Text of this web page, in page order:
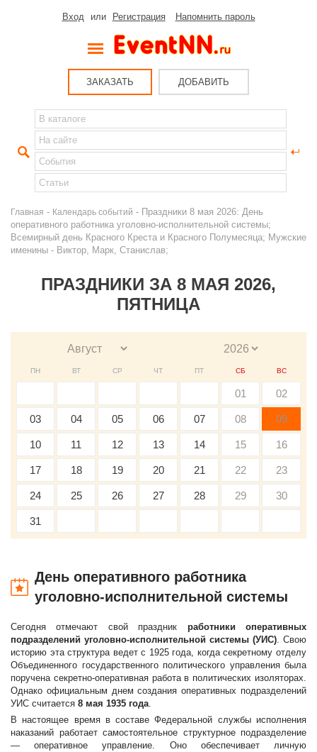
Вход или Регистрация Напомнить пароль
ЗАКАЗАТЬ ДОБАВИТЬ
Главная - Календарь событий - Праздники 8 мая 2026: День
оперативного работника уголовно-исполнительной системы;
Всемирный день Красного Креста и Красного Полумесяца; Мужские
именины - Виктор, Марк, Станислав;
ПРАЗДНИКИ ЗА 8 МАЯ 2026,
ПЯТНИЦА
ПН ВТ СР ЧТ ПТ СБ ВС
01 02
03 04 05 06 07 08 09
10 11 12 13 14 15 16
17 18 19 20 21 22 23
24 25 26 27 28 29 30
31
День оперативного работника
уголовно-исполнительной системы
Сегодня отмечают свой праздник работники оперативных
подразделений уголовно-исполнительной системы (УИС). Свою
историю эта структура ведет с 1925 года, когда секретному отделу
Объединенного государственного политического управления была
поручена секретно-оперативная работа в политических изоляторах.
Однако официальным днем создания оперативных подразделений
УИС считается 8 мая 1935 года.
В настоящее время в составе Федеральной службы исполнения
наказаний работает самостоятельное структурное подразделение
— оперативное управление. Оно обеспечивает личную